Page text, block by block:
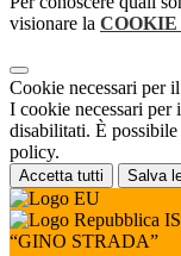
visionare la
Cookie necessari per
I cookie necessari per
disabilitati. È
policy.
Accetta tutti Salva
“GINO STRADA”